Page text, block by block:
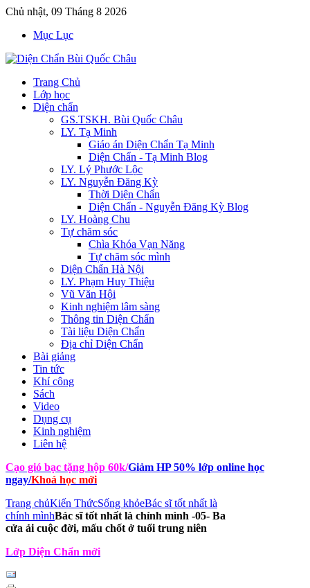
Chủ nhật, 09 Tháng 8 2026
Mục Lục
Trang Chủ
Lớp học
Diện chẩn
GS.TSKH. Bùi Quốc Châu
LY. Tạ Minh
Giáo án Diện Chẩn Tạ Minh
Diện Chẩn - Tạ Minh Blog
LY. Lý Phước Lộc
LY. Nguyễn Đăng Kỳ
Thời Diện Chẩn
Diện Chẩn - Nguyễn Đăng Kỳ Blog
LY. Hoàng Chu
Tự chăm sóc
Chìa Khóa Vạn Năng
Tự chăm sóc mình
Diện Chẩn Hà Nội
LY. Phạm Huy Thiệu
Vũ Văn Hội
Kinh nghiệm lâm sàng
Thông tin Diện Chẩn
Tài liệu Diện Chẩn
Địa chỉ Diện Chẩn
Bài giảng
Tin tức
Khí công
Sách
Video
Dụng cụ
Kinh nghiệm
Liên hệ
Cạo gió bạc tặng hộp 60k/Giảm HP 50% lớp online học
ngay/Khoá học mới
Trang chủKiến ThứcSống khỏeBác sĩ tốt nhất là
chính mìnhBác sĩ tốt nhất là chính mình -05- Ba
cửa ải cuộc đời, mấu chốt ở tuổi trung niên
Lớp Diện Chẩn mới